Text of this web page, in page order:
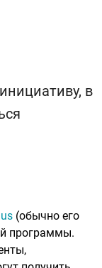
в
(обычно его
программы.